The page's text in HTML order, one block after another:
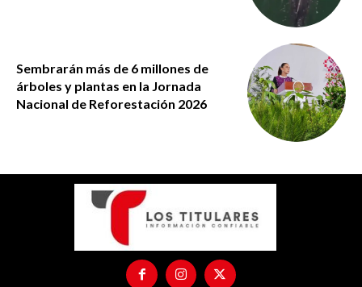
Sembrarán más de 6 millones de
árboles y plantas en la Jornada
Nacional de Reforestación 2026